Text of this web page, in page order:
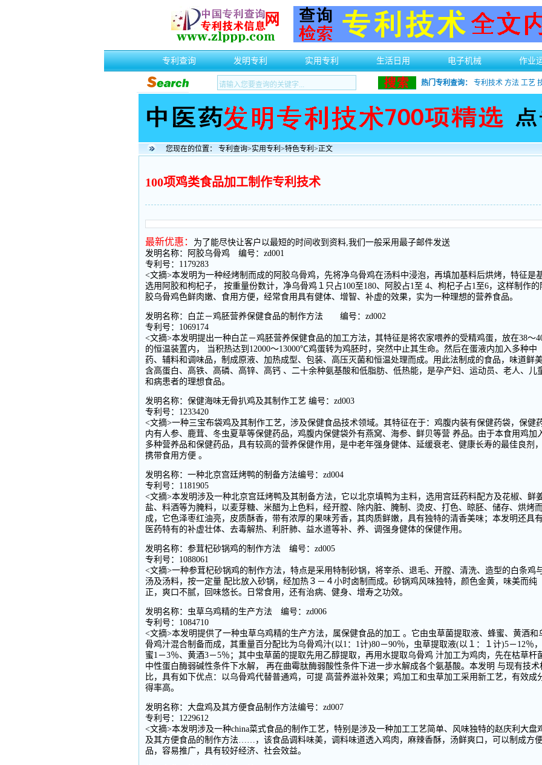
专利查询 发明专利 实用专利 生活日用 电子机械 作业
热门专利查询： 专利技术 方法 工艺
您现在的位置： 专利查询>实用专利 >特色专利 >正文
100项鸡类食品加工制作专利技术
最新优惠：
为了能尽快让客户以最短的时间收到资料,我们一般采用最子邮件发送
发明名称：阿胶乌骨鸡 编号：zd001
专利号：1179283
<文摘>本发明为一种经烤制而成的阿胶乌骨鸡，先将净乌骨鸡在汤料中浸泡，再填加基料后烘烤，特征是
选用阿胶和枸杞子， 按重量份数计，净乌骨鸡１只占100至180、阿胶占1至 4、枸杞子占1至6，这样制作的
胶乌骨鸡色鲜肉嫩、食用方便，经常食用具有健体、增智、补虚的效果，实为一种理想的营养食品。
发明名称：白芷－鸡胚营养保健食品的制作方法 编号：zd002
专利号：1069174
<文摘>本发明提出一种白芷－鸡胚营养保健食品的加工方法，其特征是将农家喂养的受精鸡蛋，放在38～
的恒温装置内， 当积热达到12000～13000℃鸡蛋转为鸡胚时，突然中止其生命。然后在蛋液内加入多种中
药、辅料和调味品，制成原液、加热成型、包装、高压灭菌和恒温处理而成。用此法制成的食品，味道鲜美
含高蛋白、高铁、高磷、高锌、高钙 、二十余种氨基酸和低脂肪、低热能，是孕产妇、运动员、老人、儿
和病患者的理想食品。
发明名称：保健海味无骨扒鸡及其制作工艺 编号：zd003
专利号：1233420
<文摘>一种三宝布袋鸡及其制作工艺，涉及保健食品技术领域。其特征在于：鸡腹内装有保健药袋，保健
内有人参、鹿茸、冬虫夏草等保健药品，鸡腹内保健袋外有燕窝、海参、鲜贝等营 养品。由于本食用鸡加
多种营养品和保健药品，具有较高的营养保健作用，是中老年强身健体、延缓衰老、健康长寿的最佳良剂
携带食用方便 。
发明名称：一种北京宫廷烤鸭的制备方法编号：zd004
专利号：1181905
<文摘>本发明涉及一种北京宫廷烤鸭及其制备方法，它以北京填鸭为主料，选用宫廷药料配方及花椒、鲜姜
盐、料酒等为腌料，以麦芽糖、米醋为上色料，经开膛、除内脏、腌制、烫皮、打色、晾胚、储存、烘烤而
成，它色泽枣红油亮，皮质酥香，带有浓厚的果味芳香，其肉质鲜嫩，具有独特的清香美味；本发明还具
医药特有的补虚壮体、去毒解热、利肝肺、益水道等补、养、调强身健体的保健作用。
发明名称：参茸杞砂锅鸡的制作方法 编号：zd005
专利号：1088061
<文摘>一种参茸杞砂锅鸡的制作方法，特点是采用特制砂锅，将宰杀、退毛、开膛、清洗、造型的白条鸡
汤及汤料，按一定量 配比放入砂锅，经加热３－４小时卤制而成。砂锅鸡风味独特，颜色金黄，味美而纯
正，爽口不腻，回味悠长。日常食用，还有治病、健身、增寿之功效。
发明名称：虫草乌鸡精的生产方法 编号：zd006
专利号：1084710
<文摘>本发明提供了一种虫草乌鸡精的生产方法，属保健食品的加工 。它由虫草菌提取液、蜂蜜、黄酒和
骨鸡汁混合制备而成，其重量百分配比为乌骨鸡汁(以1：1计)80－90％，虫草提取液(以１：１计)5－12％
蜜1－3％、黄酒3－5％；其中虫草菌的提取先用乙醇提取，再用水提取乌骨鸡 汁加工为鸡肉，先在枯草杆
中性蛋白酶弱碱性条件下水解， 再在曲霉肽酶弱酸性条件下进一步水解成各个氨基酸。本发明 与现有技术
比，具有如下优点：以乌骨鸡代替普通鸡，可提 高营养滋补效果；鸡加工和虫草加工采用新工艺，有效成
得率高。
发明名称：大盘鸡及其方便食品制作方法编号：zd007
专利号：1229612
<文摘>本发明涉及一种china菜式食品的制作工艺，特别是涉及一种加工工艺简单、风味独特的赵庆利大盘
及其方便食品的制作方法……，该食品调料味美，调料味道透入鸡肉，麻辣香酥，汤鲜爽口，可以制成方
品，容易推广，具有较好经济、社会效益。